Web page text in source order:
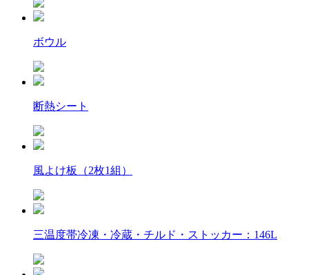
ボウル
断熱シート
風よけ板（2枚1組）
三温度帯冷凍・冷蔵・チルド・ストッカー：146L